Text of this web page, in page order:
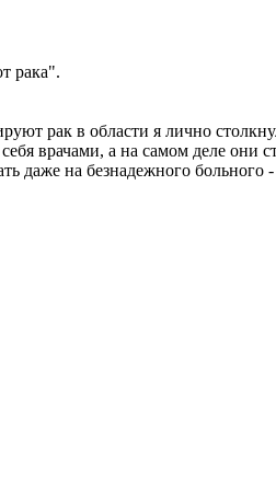
рака".
рак в области я лично
врачами, а на самом деле
даже на безнадежного больного